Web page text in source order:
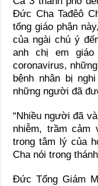
Đức Cha Tađêô
tổng giáo phận
của ngài chú ý
anh chị em
coronavirus,
bệnh nhân bị
những người đã
“Nhiều người đã
nhiễm, trầm cảm
trong tâm lý của
Cha nói trong
Đức Tổng Giám